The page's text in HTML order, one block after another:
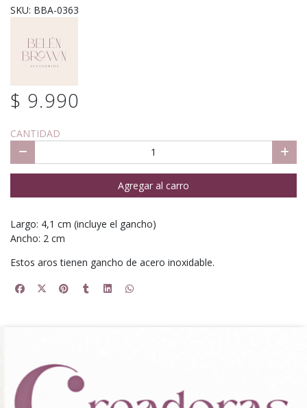
SKU: BBA-0363
$ 9.990
CANTIDAD
Agregar al carro
Largo: 4,1 cm (incluye el gancho)
Ancho: 2 cm
Estos aros tienen gancho de acero inoxidable.